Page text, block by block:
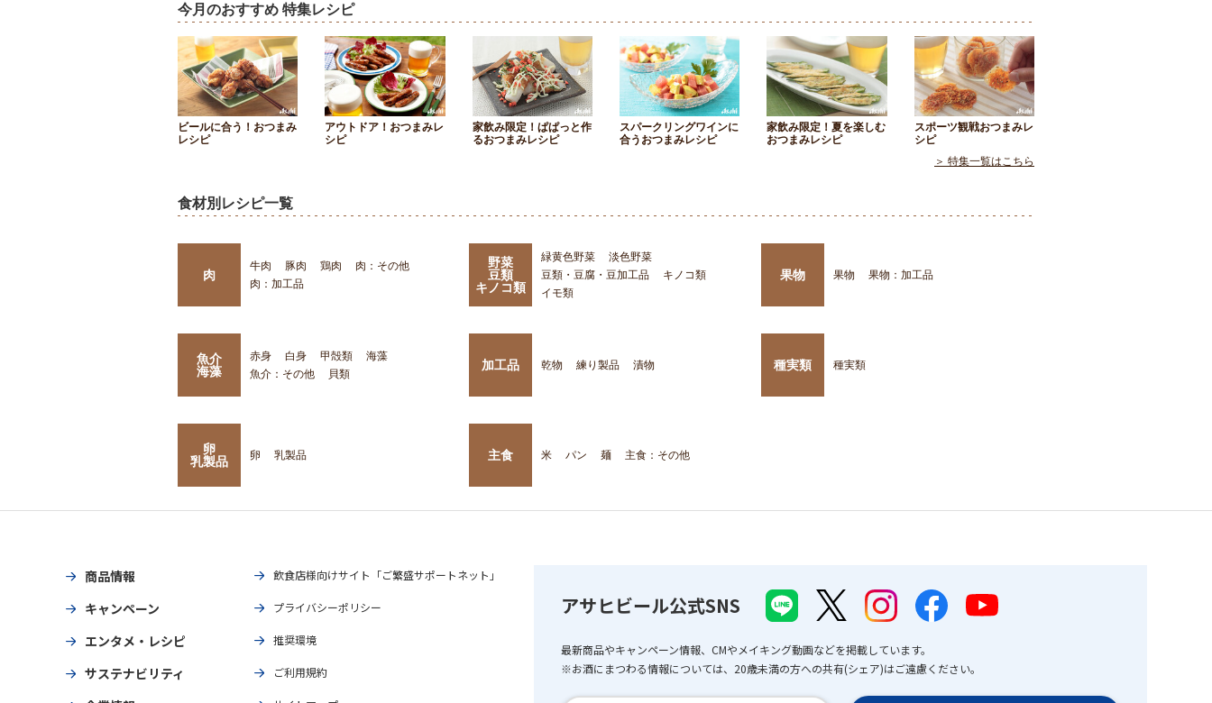
今月のおすすめ 特集レシピ
ビールに合う！おつまみ
レシピ
アウトドア！おつまみレ
シピ
家飲み限定！ぱぱっと作
るおつまみレシピ
スパークリングワインに
合うおつまみレシピ
家飲み限定！夏を楽しむ
おつまみレシピ
スポーツ観戦おつまみレ
シピ
＞ 特集一覧はこちら
食材別レシピ一覧
肉
牛肉 豚肉 鶏肉
肉：その他
肉：加工品
野菜
豆類
キノコ類
緑黄色野菜
淡色野菜
豆類・豆腐・豆加工品
キノコ類
イモ類
果物 果物 果物：加工品
魚介
海藻
赤身 白身 甲殻類
海藻
魚介：その他
貝類
加工品 乾物 練り製品 漬物 種実類 種実類
卵
乳製品
卵 乳製品 主食 米 パン 麺 主食：その他
商品情報
キャンペーン
エンタメ・レシピ
サステナビリティ
飲食店様向けサイト「ご繁盛サポートネット」
プライバシーポリシー
推奨環境
ご利用規約
アサヒビール公式SNS
最新商品やキャンペーン情報、CMやメイキング動画などを掲載しています。
※お酒にまつわる情報については、20歳未満の方への共有(シェア)はご遠慮ください。